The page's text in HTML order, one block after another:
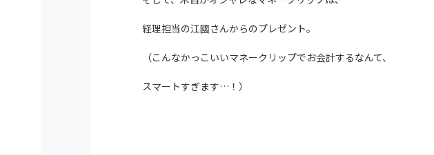
経理担当の江國さんからのプレゼント。
（こんなかっこいいマネークリップでお会計するなんて、
スマートすぎます…！）